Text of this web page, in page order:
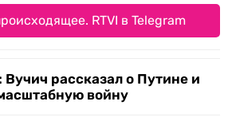
RTVI в Telegram
рассказал о Путине и
войну